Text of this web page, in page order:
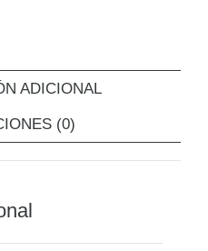
ADICIONAL
(0)